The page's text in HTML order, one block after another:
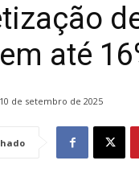
até
10 de setembro de 2025